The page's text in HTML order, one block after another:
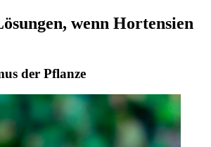
wenn Hortensien
der Pflanze